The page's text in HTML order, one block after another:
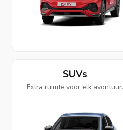
SUVs
Extra ruimte voor elk avontuur.